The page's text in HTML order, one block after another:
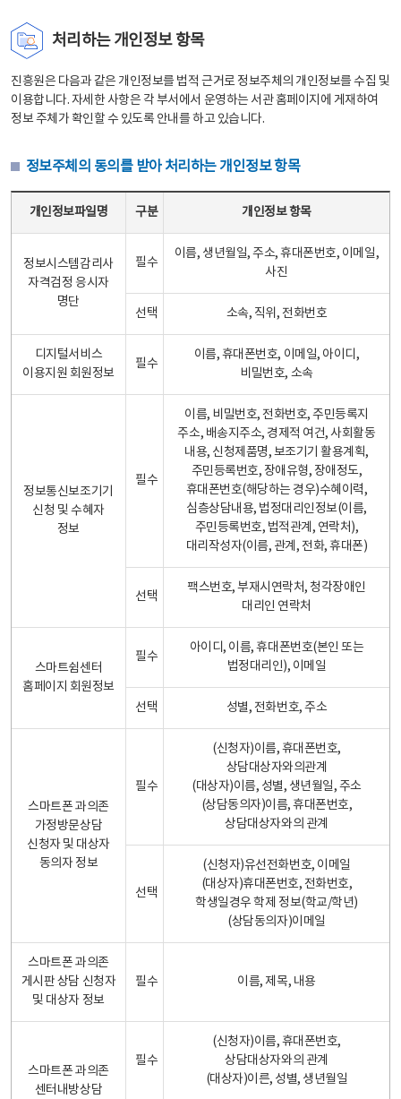
처리하는 개인정보 항목
진흥원은 다음과 같은 개인정보를 법적 근거로 정보주체의 개인정보를 수집 및
이용합니다. 자세한 사항은 각 부서에서 운영하는 서관 홈페이지에 게재하여
정보 주체가 확인할 수 있도록 안내를 하고 있습니다.
정보주체의 동의를 받아 처리하는 개인정보 항목
개인정보파일명 구분 개인정보 항목
정보시스템감리사
자격검정 응시자
명단
필수
이름, 생년월일, 주소, 휴대폰번호, 이메일,
사진
선택 소속, 직위, 전화번호
디지털서비스
이용지원 회원정보
필수
이름, 휴대폰번호, 이메일, 아이디,
비밀번호, 소속
정보통신보조기기
신청 및 수혜자
정보
필수
이름, 비밀번호, 전화번호, 주민등록지
주소, 배송지주소, 경제적 여건, 사회활동
내용, 신청제품명, 보조기기 활용계획,
주민등록번호, 장애유형, 장애정도,
휴대폰번호(해당하는 경우)수혜이력,
심층상담내용, 법정대리인정보(이름,
주민등록번호, 법적관계, 연락처),
대리작성자(이름, 관계, 전화, 휴대폰)
선택
팩스번호, 부재시연락처, 청각장애인
대리인 연락처
스마트쉼센터
홈페이지 회원정보
필수
아이디, 이름, 휴대폰번호(본인 또는
법정대리인), 이메일
선택 성별, 전화번호, 주소
스마트폰 과의존
가정방문상담
신청자 및 대상자
동의자 정보
필수
(신청자)이름, 휴대폰번호,
상담대상자와의관계
(대상자)이름, 성별, 생년월일, 주소
(상담동의자)이름, 휴대폰번호,
상담대상자와의 관계
선택
(신청자)유선전화번호, 이메일
(대상자)휴대폰번호, 전화번호,
학생일경우 학제 정보(학교/학년)
(상담동의자)이메일
스마트폰 과의존
게시판 상담 신청자
및 대상자 정보
필수 이름, 제목, 내용
스마트폰 과의존
센터내방상담
필수
(신청자)이름, 휴대폰번호,
상담대상자와의 관계
(대상자)이른, 성별, 생년월일